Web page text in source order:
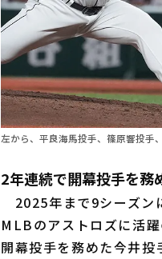
左から、平良海馬投手、篠原響投手
2年連続で開幕投手を務
2025年まで9シーズン
MLBのアストロズに活
開幕投手を務めた今井